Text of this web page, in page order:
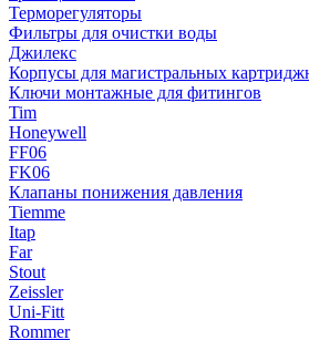
Терморегуляторы
Фильтры для очистки воды
Джилекс
Корпусы для магистральных
Ключи монтажные для фитингов
Tim
Honeywell
FF06
FK06
Клапаны понижения давления
Tiemme
Itap
Far
Stout
Zeissler
Uni-Fitt
Rommer